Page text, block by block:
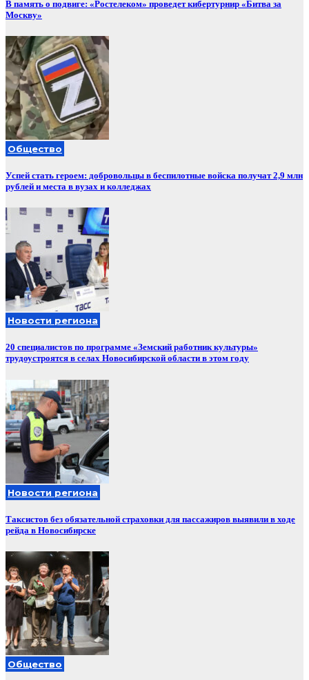
В память о подвиге: «Ростелеком» проведет кибертурнир «Битва за
Москву»
Общество
Успей стать героем: добровольцы в беспилотные войска получат 2,9 млн
рублей и места в вузах и колледжах
Новости региона
20 специалистов по программе «Земский работник культуры»
трудоустроятся в селах Новосибирской области в этом году
Новости региона
Таксистов без обязательной страховки для пассажиров выявили в ходе
рейда в Новосибирске
Общество